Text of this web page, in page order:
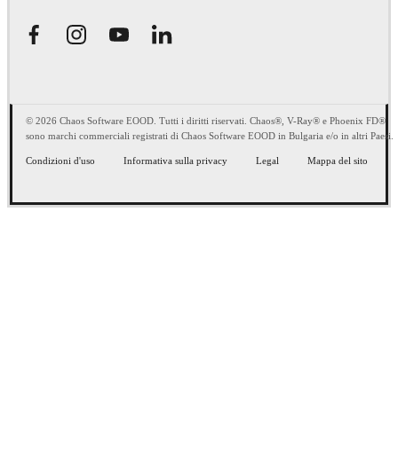
© 2026 Chaos Software EOOD. Tutti i diritti riservati. Chaos®, V-Ray® e Phoenix FD®
sono marchi commerciali registrati di Chaos Software EOOD in Bulgaria e/o in altri Paesi.
Condizioni d'uso Informativa sulla privacy Legal Mappa del sito